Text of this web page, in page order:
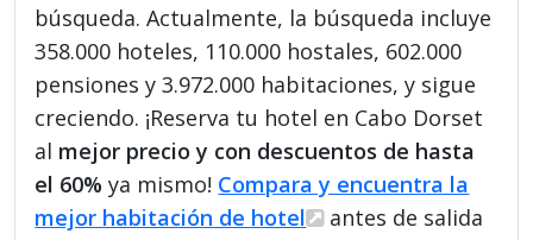
búsqueda. Actualmente, la búsqueda incluye
358.000 hoteles, 110.000 hostales, 602.000
pensiones y 3.972.000 habitaciones, y sigue
creciendo. ¡Reserva tu hotel en Cabo Dorset
al mejor precio y con descuentos de hasta
el 60% ya mismo! Compara y encuentra la
mejor habitación de hotel
antes de salida